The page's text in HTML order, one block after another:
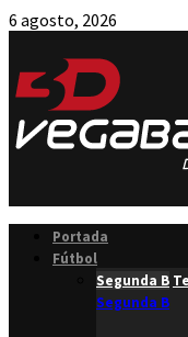
6 agosto, 2026
Portada
Fútbol
Segunda B
Segunda B